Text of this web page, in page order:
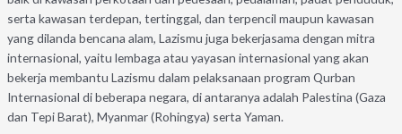
serta kawasan terdepan, tertinggal, dan terpencil maupun kawasan
yang dilanda bencana alam, Lazismu juga bekerjasama dengan mitra
internasional, yaitu lembaga atau yayasan internasional yang akan
bekerja membantu Lazismu dalam pelaksanaan program Qurban
Internasional di beberapa negara, di antaranya adalah Palestina (Gaza
dan Tepi Barat), Myanmar (Rohingya) serta Yaman.